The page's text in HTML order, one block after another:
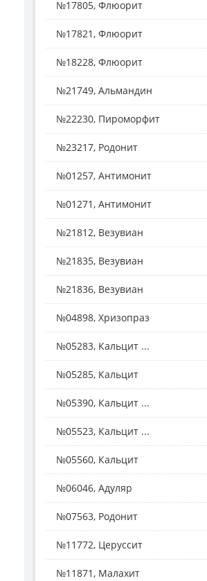
№17805, Флюорит
№17821, Флюорит
№18228, Флюорит
№21749, Альмандин
№22230, Пироморфит
№23217, Родонит
№01257, Антимонит
№01271, Антимонит
№21812, Везувиан
№21835, Везувиан
№21836, Везувиан
№04898, Хризопраз
№05283, Кальцит ...
№05285, Кальцит
№05390, Кальцит ...
№05523, Кальцит ...
№05560, Кальцит
№06046, Адуляр
№07563, Родонит
№11772, Церуссит
№11871, Малахит